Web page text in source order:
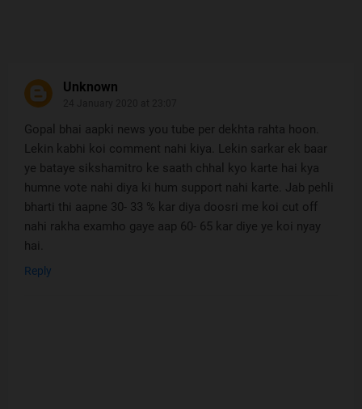
Unknown
Gopal bhai aapki news you tube per dekhta rahta hoon.
Lekin kabhi koi comment nahi kiya. Lekin sarkar ek baar
ye bataye sikshamitro ke saath chhal kyo karte hai kya
humne vote nahi diya ki hum support nahi karte. Jab pehli
bharti thi aapne 30- 33 % kar diya doosri me koi cut off
nahi rakha examho gaye aap 60- 65 kar diye ye koi nyay
hai.
Reply